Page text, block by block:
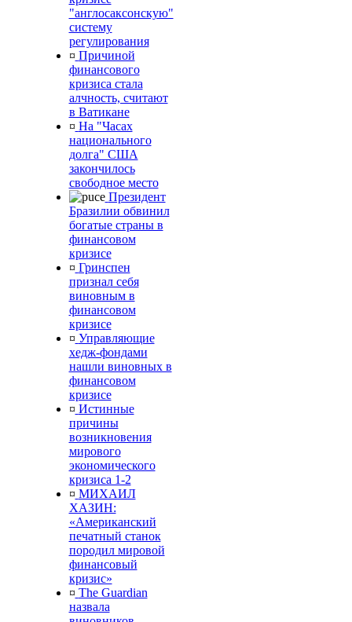
"англосаксонскую"
систему
регулирования
¤ Причиной
финансового
кризиса стала
алчность, считают
в Ватикане
¤ На "Часах
национального
долга" США
закончилось
свободное место
Президент
Бразилии обвинил
богатые страны в
финансовом
кризисе
¤ Гринспен
признал себя
виновным в
финансовом
кризисе
¤ Управляющие
хедж-фондами
нашли виновных в
финансовом
кризисе
¤ Истинные
причины
возникновения
мирового
экономического
кризиса 1-2
¤ МИХАИЛ
ХАЗИН:
«Американский
печатный станок
породил мировой
финансовый
кризис»
¤ The Guardian
назвала